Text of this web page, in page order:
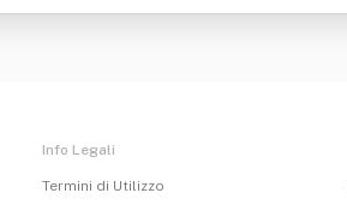
Info Legali
Termini di Utilizzo